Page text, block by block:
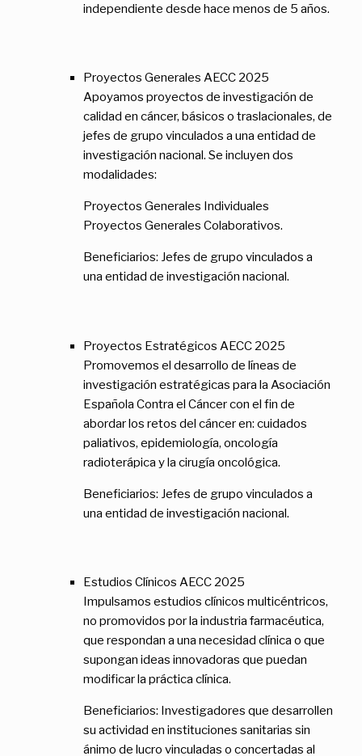
independiente desde hace menos de 5 años.
Proyectos Generales AECC 2025
Apoyamos proyectos de investigación de
calidad en cáncer, básicos o traslacionales, de
jefes de grupo vinculados a una entidad de
investigación nacional. Se incluyen dos
modalidades:
Proyectos Generales Individuales
Proyectos Generales Colaborativos.
Beneficiarios: Jefes de grupo vinculados a
una entidad de investigación nacional.
Proyectos Estratégicos AECC 2025
Promovemos el desarrollo de líneas de
investigación estratégicas para la Asociación
Española Contra el Cáncer con el fin de
abordar los retos del cáncer en: cuidados
paliativos, epidemiología, oncología
radioterápica y la cirugía oncológica.
Beneficiarios: Jefes de grupo vinculados a
una entidad de investigación nacional.
Estudios Clínicos AECC 2025
Impulsamos estudios clínicos multicéntricos,
no promovidos por la industria farmacéutica,
que respondan a una necesidad clínica o que
supongan ideas innovadoras que puedan
modificar la práctica clínica.
Beneficiarios: Investigadores que desarrollen
su actividad en instituciones sanitarias sin
ánimo de lucro vinculadas o concertadas al